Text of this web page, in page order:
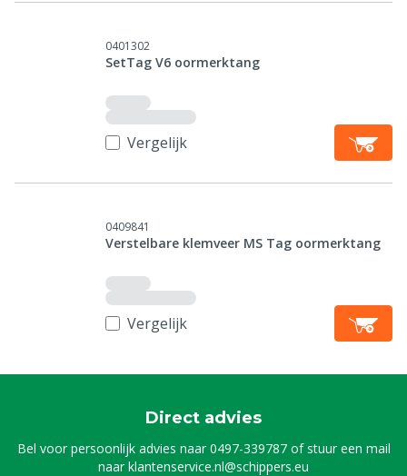
0401302
SetTag V6 oormerktang
Vergelijk
0409841
Verstelbare klemveer MS Tag oormerktang
Vergelijk
Direct advies
Bel voor persoonlijk advies naar0497-339787of stuur een mail
naarklantenservice.nl@schippers.eu